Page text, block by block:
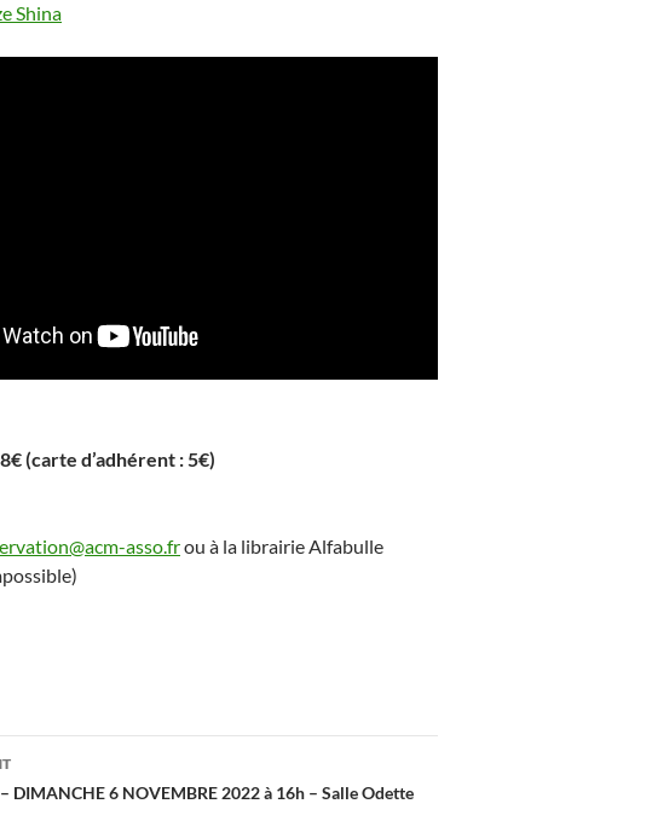
Shina
(carte d’adhérent : 5€)
asso.frou à la librairie Alfabulle
DIMANCHE 6 NOVEMBRE 2022 à 16h – Salle Odette